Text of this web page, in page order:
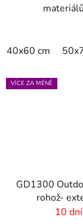
40x60 cm
VÍCE ZA MÉNĚ
GD1300
rohož-
10 dní